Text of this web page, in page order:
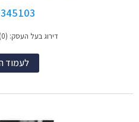
דירוג בעל העסק: (0)
לעמוד